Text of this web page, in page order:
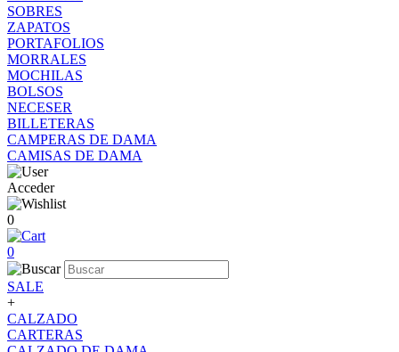
SOBRES
ZAPATOS
PORTAFOLIOS
MORRALES
MOCHILAS
BOLSOS
NECESER
BILLETERAS
CAMPERAS DE DAMA
CAMISAS DE DAMA
Acceder
0
0
SALE
+
CALZADO
CARTERAS